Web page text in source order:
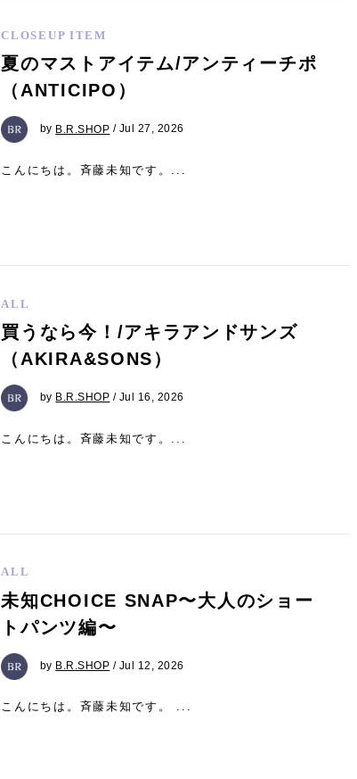
CLOSEUP ITEM
夏のマストアイテム/アンティーチポ
（ANTICIPO）
by B.R.SHOP / Jul 27, 2026
こんにちは。斉藤未知です。...
ALL
買うなら今！/アキラアンドサンズ
（AKIRA&SONS）
by B.R.SHOP / Jul 16, 2026
こんにちは。斉藤未知です。...
ALL
未知CHOICE SNAP〜大人のショー
トパンツ編〜
by B.R.SHOP / Jul 12, 2026
こんにちは。斉藤未知です。 ...